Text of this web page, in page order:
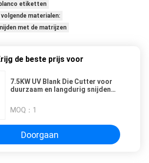
etiketten
materialen:
met de matrijzen
de beste prijs voor
7.5KW UV Blank Die Cutter voor
duurzaam en langdurig snijden
MOQ： 1
Doorgaan